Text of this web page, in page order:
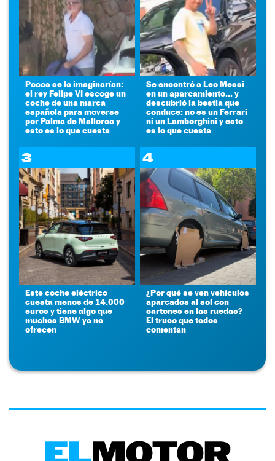
Pocos se lo imaginarían:
el rey Felipe VI escoge un
coche de una marca
española para moverse
por Palma de Mallorca y
esto es lo que cuesta
Se encontró a Leo Messi
en un aparcamiento... y
descubrió la bestia que
conduce: no es un Ferrari
ni un Lamborghini y esto
es lo que cuesta
3
Este coche eléctrico
cuesta menos de 14.000
euros y tiene algo que
muchos BMW ya no
ofrecen
4
¿Por qué se ven vehículos
aparcados al sol con
cartones en las ruedas?
El truco que todos
comentan